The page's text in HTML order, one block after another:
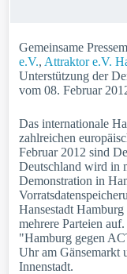
Gemeinsame
e.V., Attraktor e.V.
Unterstützung der
vom 08. Februar
Das internationale
zahlreichen
Februar 2012 sind
Deutschland wird in
Demonstration in
Hansestadt
mehrere Parteien
"Hamburg gegen
Uhr am Gänsemarkt
Innenstadt.